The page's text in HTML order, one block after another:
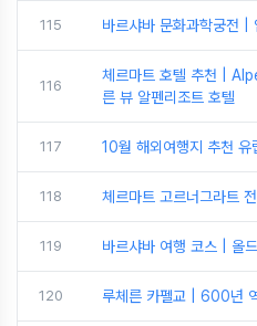
115 바르샤바 문화과학궁전 |
116
체르마트 호텔 추천 |
른 뷰 알펜리조트 호텔
117 10월 해외여행지 추천
118 체르마트 고르너그라트
119 바르샤바 여행 코스 | 올
120 루체른 카펠교 | 600년